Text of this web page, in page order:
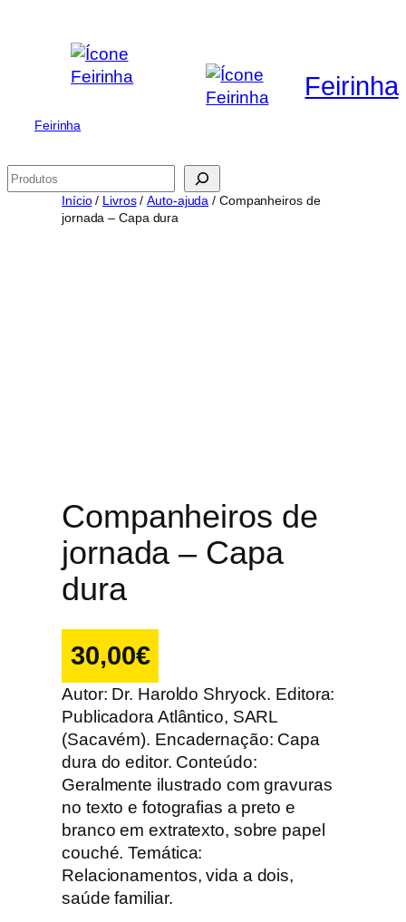
conteúdo
Feirinha
Feirinha
Pesquisar
Início/ Livros/Auto-ajuda / Companheiros de
jornada – Capa dura
Companheiros de
jornada – Capa
dura
30,00€
Autor: Dr. Haroldo Shryock. Editora:
Publicadora Atlântico, SARL
(Sacavém). Encadernação: Capa
dura do editor. Conteúdo:
Geralmente ilustrado com gravuras
no texto e fotografias a preto e
branco em extratexto, sobre papel
couché. Temática:
Relacionamentos, vida a dois,
saúde familiar.